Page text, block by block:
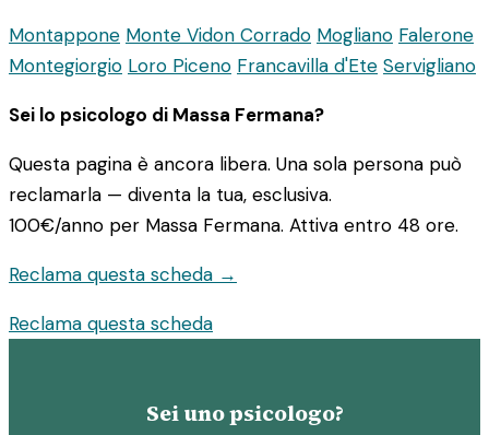
Montappone Monte Vidon Corrado Mogliano Falerone
Montegiorgio Loro Piceno Francavilla d'Ete Servigliano
Sei lo psicologo di Massa Fermana?
Questa pagina è ancora libera. Una sola persona può
reclamarla — diventa la tua, esclusiva.
100€/anno per Massa Fermana. Attiva entro 48 ore.
Reclama questa scheda →
Reclama questa scheda
Sei uno psicologo?